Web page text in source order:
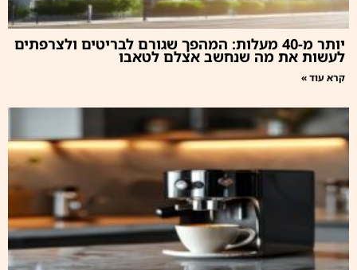
יותר מ-40 מעלות: המהפך שגורם לבריטים ולצרפתים
לעשות את מה שנחשב אצלם לטאבו
קרא עוד »